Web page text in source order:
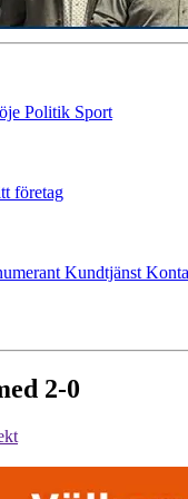
Politik Sport
företag
Kundtjänst
2-0